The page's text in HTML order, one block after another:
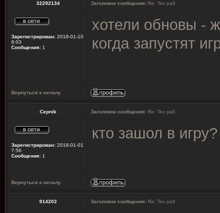
32292134 Заголовок сообщения: Re: Тех раб
Зарегистрирован: 2018-01-10
8:03
Сообщения: 1
хотели обновы -
когда запустят
Вернуться к началу
Cepnik Заголовок сообщения: Re: Тех раб
Зарегистрирован: 2018-01-01
7:56
Сообщения: 1
кто зашол в
Вернуться к началу
914202 Заголовок сообщения: Re: Тех раб